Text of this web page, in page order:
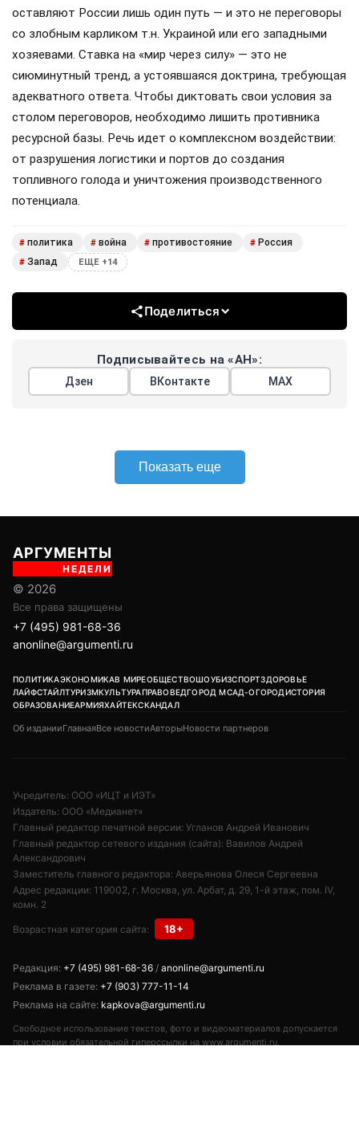
оставляют России лишь один путь — и это не переговоры
со злобным карликом т.н. Украиной или его западными
хозяевами. Ставка на «мир через силу» — это не
сиюминутный тренд, а устоявшаяся доктрина, требующая
адекватного ответа. Чтобы диктовать свои условия за
столом переговоров, необходимо лишить противника
ресурсной базы. Речь идет о комплексном воздействии:
от разрушения логистики и портов до создания
топливного голода и уничтожения производственного
потенциала.
# политика # война # противостояние # Россия
# Запад ЕЩЕ +14
Поделиться
Подписывайтесь на «АН»:
Дзен ВКонтакте МАХ
Показать еще
АРГУМЕНТЫ
НЕДЕЛИ
© 2026
Все права защищены
+7 (495) 981-68-36
anonline@argumenti.ru
ПОЛИТИКАЭКОНОМИКАВ МИРЕОБЩЕСТВОШОУБИЗСПОРТЗДОРОВЬЕ
ЛАЙФСТАЙЛТУРИЗМКУЛЬТУРАПРАВОВЕДГОРОД МСАД-ОГОРОДИСТОРИЯ
ОБРАЗОВАНИЕАРМИЯХАЙТЕКСКАНДАЛ
Об изданииГлавнаяВсе новостиАвторыНовости партнеров
Учредитель: ООО «ИЦТ и ИЭТ»
Издатель: ООО «Медианет»
Главный редактор печатной версии: Угланов Андрей Иванович
Главный редактор сетевого издания (сайта): Вавилов Андрей
Александрович
Заместитель главного редактора: Аверьянова Олеся Сергеевна
Адрес редакции: 119002, г. Москва, ул. Арбат, д. 29, 1-й этаж, пом. IV,
комн. 2
Возрастная категория сайта: 18+
Редакция: +7 (495) 981-68-36 / anonline@argumenti.ru
Реклама в газете: +7 (903) 777-11-14
Реклама на сайте: kapkova@argumenti.ru
Свободное использование текстов, фото и видеоматериалов допускается
при условии обязательной гиперссылки на www.argumenti.ru.